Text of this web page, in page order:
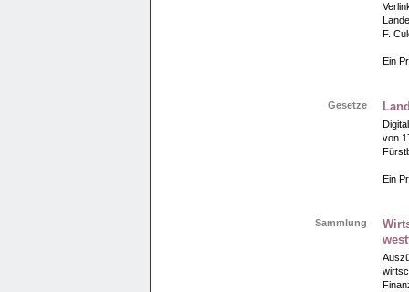
F.
Ein
Gesetze
von
Ein
Sammlung